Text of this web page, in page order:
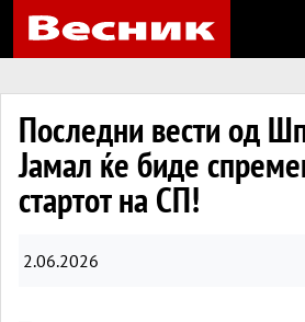
Последни вести од
Јамал ќе биде
стартот на СП!
2.06.2026